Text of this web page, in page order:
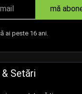
mă
ai peste 16 ani.
Setări